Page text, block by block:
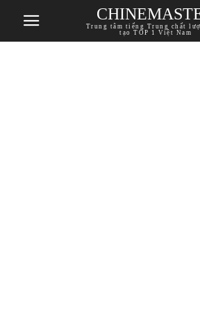
Trung tâm tiếng Trung chất
tạo TOP 1 Việt Nam